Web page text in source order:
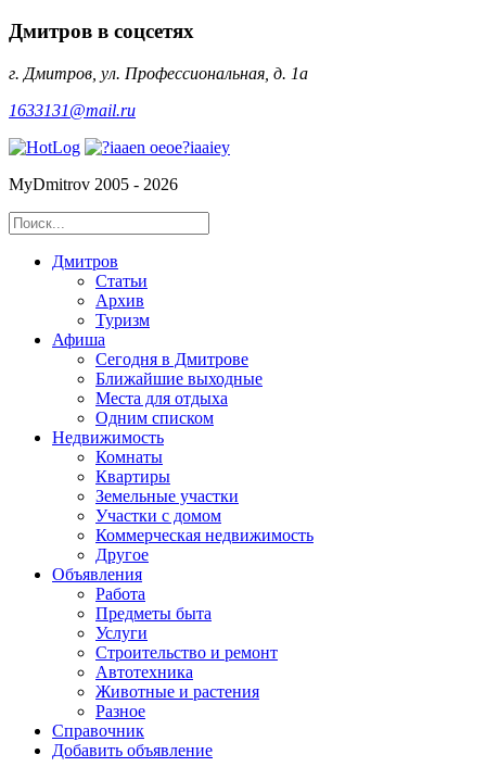
Дмитров в соцсетях
г. Дмитров, ул. Профессиональная, д. 1а
1633131@mail.ru
MyDmitrov 2005 - 2026
Дмитров
Статьи
Архив
Туризм
Афиша
Сегодня в Дмитрове
Ближайшие выходные
Места для отдыха
Одним списком
Недвижимость
Комнаты
Квартиры
Земельные участки
Участки с домом
Коммерческая недвижимость
Другое
Объявления
Работа
Предметы быта
Услуги
Строительство и ремонт
Автотехника
Животные и растения
Разное
Справочник
Добавить объявление